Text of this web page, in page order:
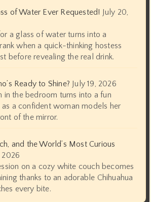
of Water Ever Requested! July 20,
a glass of water turns into a
when a quick-thinking hostess
before revealing the real drink.
Ready to Shine? July 19, 2026
in the bedroom turns into a fun
a confident woman models her
of the mirror.
and the World’s Most Curious
2026
on a cozy white couch becomes
thanks to an adorable Chihuahua
every bite.